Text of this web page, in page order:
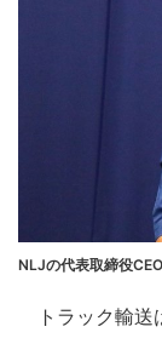
NLJの代表取締役
トラック輸送